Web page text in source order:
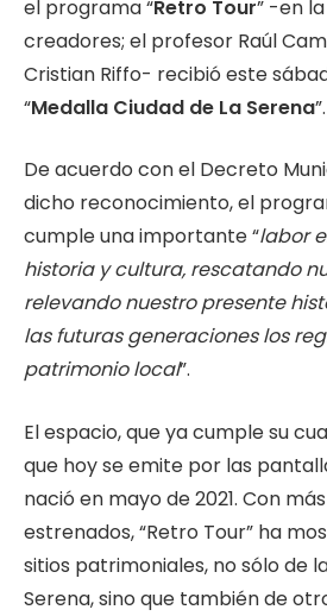
el programa “Retro Tour” -en
creadores; el profesor Raúl
Cristian Riffo- recibió este
“Medalla Ciudad de La Serena”.
De acuerdo con el Decreto
dicho reconocimiento, el
cumple una importante “labor
historia y cultura, rescatando
relevando nuestro presente
las futuras generaciones los
patrimonio local”.
El espacio, que ya cumple su
que hoy se emite por las
nació en mayo de 2021. Con
estrenados, “Retro Tour” ha
sitios patrimoniales, no sólo de
Serena, sino que también de